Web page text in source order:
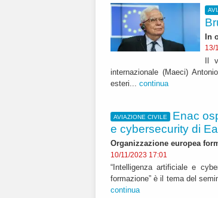
In
13/
Il
internazionale (Maeci)
esteri... continua
AVIAZIONE CIVILE
Enac
e cybersecurity di
Organizzazione europea
10/11/2023 17:01
“Intelligenza artificiale e
formazione” è il tema del
continua